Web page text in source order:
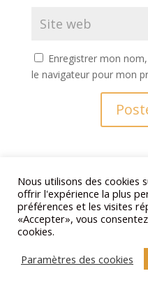
Enregistrer mon
le navigateur pour mon
Commentaires
Nous utilisons des cookies
offrir l'expérience la plus
préférences et les visites
«Accepter», vous
cookies.
Paramètres des cookies